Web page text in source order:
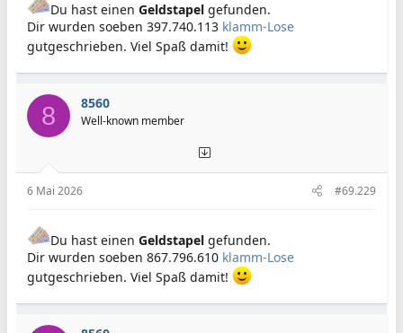
Du hast einen Geldstapel gefunden.
Dir wurden soeben 397.740.113 klamm-Lose
gutgeschrieben. Viel Spaß damit!
8 8560
Well-known member
6 Mai 2026 #69.229
Du hast einen Geldstapel gefunden.
Dir wurden soeben 867.796.610 klamm-Lose
gutgeschrieben. Viel Spaß damit!